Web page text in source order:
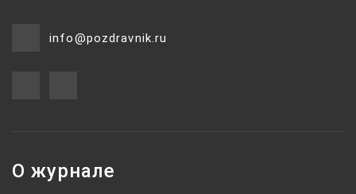
info@pozdravnik.ru
О журнале